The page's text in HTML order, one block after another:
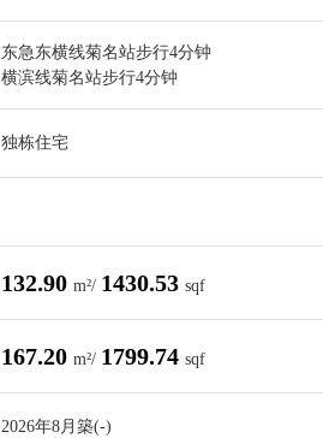
东急东横线菊名站步行4分钟
横滨线菊名站步行4分钟
独栋住宅
132.90 m²/ 1430.53 sqf
167.20 m²/ 1799.74 sqf
2026年8月築(-)